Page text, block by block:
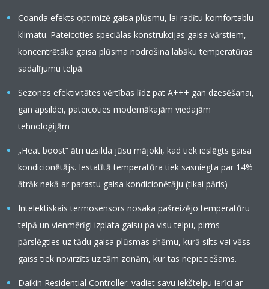
Coanda efekts optimizē gaisa plūsmu, lai radītu komfortablu
klimatu. Pateicoties speciālas konstrukcijas gaisa vārstiem,
koncentrētāka gaisa plūsma nodrošina labāku temperatūras
sadalījumu telpā.
Sezonas efektivitātes vērtības līdz pat A+++ gan dzesēšanai,
gan apsildei, pateicoties modernākajām viedajām
tehnoloģijām
„Heat boost” ātri uzsilda jūsu mājokli, kad tiek ieslēgts gaisa
kondicionētājs. Iestatītā temperatūra tiek sasniegta par 14%
ātrāk nekā ar parastu gaisa kondicionētāju (tikai pāris)
Intelektiskais termosensors nosaka pašreizējo temperatūru
telpā un vienmērīgi izplata gaisu pa visu telpu, pirms
pārslēgties uz tādu gaisa plūsmas shēmu, kurā silts vai vēss
gaiss tiek novirzīts uz tām zonām, kur tas nepieciešams.
Daikin Residential Controller: vadiet savu iekštelpu ierīci ar